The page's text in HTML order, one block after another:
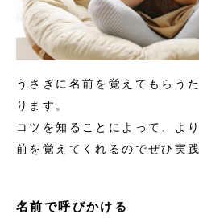
うさぎに名前を覚えてもらう
ります。
コツを知ることによって、よ
前を覚えてくれるのでぜひ実
名前で呼びかける